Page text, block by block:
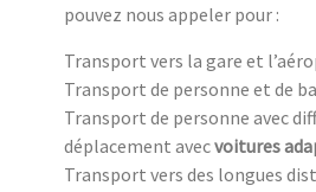
pouvez nous appeler pour :
Transport vers la gare et
Transport de personne et de
Transport de personne avec
déplacement avecvoitures
Transport vers des longues